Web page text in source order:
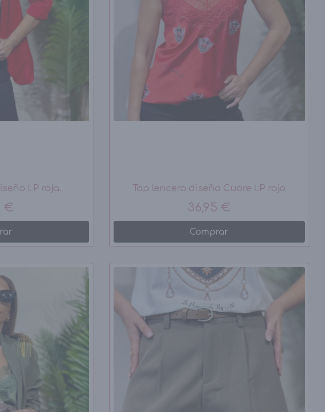
LP roja.
€
Top lencero diseño Cuore LP rojo
36,95 €
Comprar